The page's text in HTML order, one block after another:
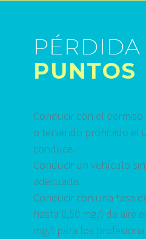
PÉRDIDA
PUNTOS
Conducir con el
o teniendo prohibido el
conduce.
Conducir un vehículo
adecuada.
Conducir con una tasa
hasta 0,50 mg/l de aire
mg/l para los